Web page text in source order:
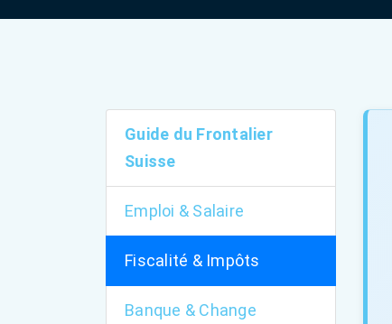
Guide du Frontalier
Suisse
Emploi & Salaire
Fiscalité & Impôts
Banque & Change